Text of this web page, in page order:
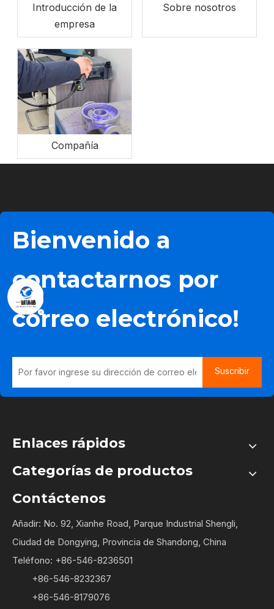
Introducción de la
empresa
Sobre nosotros
Compañía
Bienvenido a
contactarnos por
correo electrónico!
Suscribir
Enlaces rápidos
Categorías de productos
Contáctenos
Añadir: No. 92, Xianhe Road, Parque Industrial Shengli,
Ciudad de Dongying, Provincia de Shandong, China
Teléfono: +86-546-8236501
+86-546-8232367
+86-546-8179076